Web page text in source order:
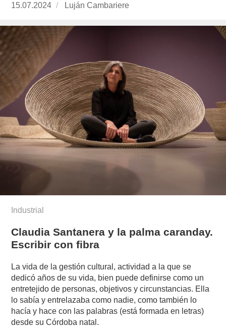
Publicado
15.07.2024
https://www.experimenta.es/author/lujan-
Luján Cambariere
Industrial
Claudia Santanera y la palma caranday.
Escribir con fibra
La vida de la gestión cultural, actividad a la que se
dedicó años de su vida, bien puede definirse como un
entretejido de personas, objetivos y circunstancias. Ella
lo sabía y entrelazaba como nadie, como también lo
hacía y hace con las palabras (está formada en letras)
desde su Córdoba natal.